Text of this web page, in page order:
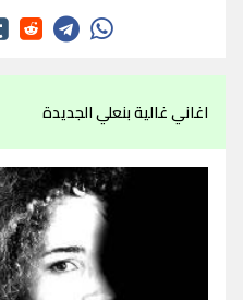
اغاني غالية بنعلي الجديدة